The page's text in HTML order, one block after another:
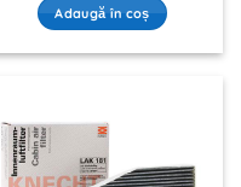
Adaugă în coș